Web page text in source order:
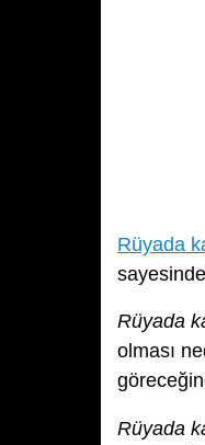
Rüyada
Rüyada
olması
Rüyada